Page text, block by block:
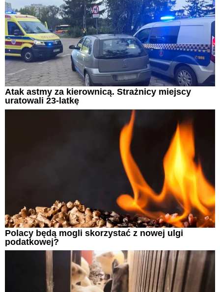
Atak astmy za kierownicą. Strażnicy miejscy
uratowali 23-latkę
Polacy będą mogli skorzystać z nowej ulgi
podatkowej?